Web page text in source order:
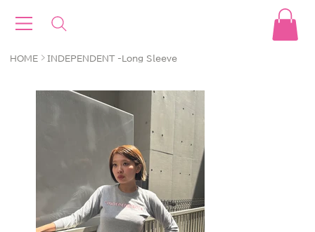
HOME > INDEPENDENT -Long Sleeve